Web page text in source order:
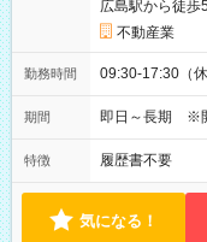
広島駅から徒歩
不動産業
勤務時間 09:30-17:30（
期間 即日～長期 ※
特徴 履歴書不要
気になる！